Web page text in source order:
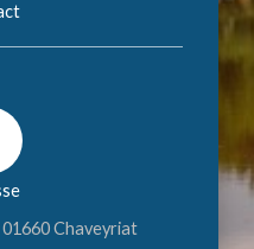
Chaveyriat